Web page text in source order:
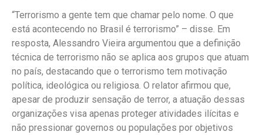
“Terrorismo a gente tem que chamar pelo nome. O que
está acontecendo no Brasil é terrorismo” – disse. Em
resposta, Alessandro Vieira argumentou que a definição
técnica de terrorismo não se aplica aos grupos que atuam
no país, destacando que o terrorismo tem motivação
política, ideológica ou religiosa. O relator afirmou que,
apesar de produzir sensação de terror, a atuação dessas
organizações visa apenas proteger atividades ilícitas e
não pressionar governos ou populações por objetivos